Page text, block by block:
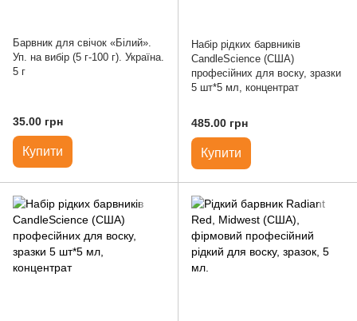
Барвник для свічок «Білий».
Уп. на вибір (5 г-100 г). Україна.
5 г
35.00 грн
Купити
Набір рідких барвників
CandleScience (США)
професійних для воску, зразки
5 шт*5 мл, концентрат
485.00 грн
Купити